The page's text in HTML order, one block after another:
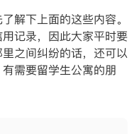
解下上面的这些内容。
记录，因此大家平时要
之间纠纷的话，还可以
需要留学生公寓的朋